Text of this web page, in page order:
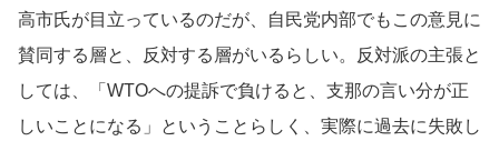
高市氏が目立っているのだが、自民党内部でもこの意見に
賛同する層と、反対する層がいるらしい。反対派の主張と
しては、「WTOへの提訴で負けると、支那の言い分が正
しいことになる」ということらしく、実際に過去に失敗し